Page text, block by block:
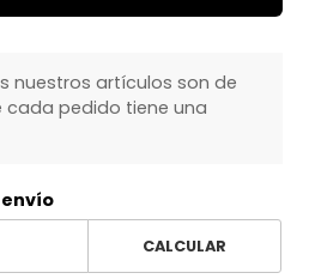
nuestros artículos son de
cada pedido tiene una
CALCULAR